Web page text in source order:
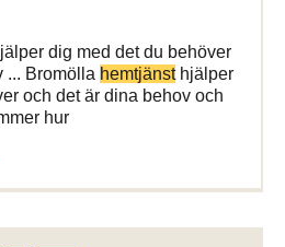
dig med det du behöver
... Bromölla hemtjänsthjälper
och det är dina behov och
hur